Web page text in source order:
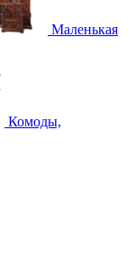
Маленькая
Комоды,